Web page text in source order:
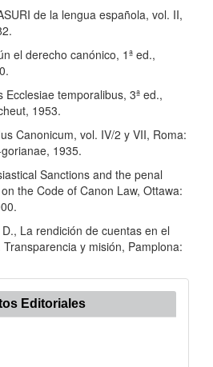
de la lengua española, vol. II,
el derecho canónico, 1ª ed.,
Ecclesiae temporalibus, 3ª ed.,
1953.
Canonicum, vol. IV/2 y VII, Roma:
1935.
Sanctions and the penal
the Code of Canon Law, Ottawa:
La rendición de cuentas en el
y misión, Pamplona:
Editoriales